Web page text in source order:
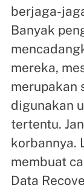
berjaga-
Banyak
mereka,
merupakan
digunakan
tertentu.
korbannya.
membuat
Data